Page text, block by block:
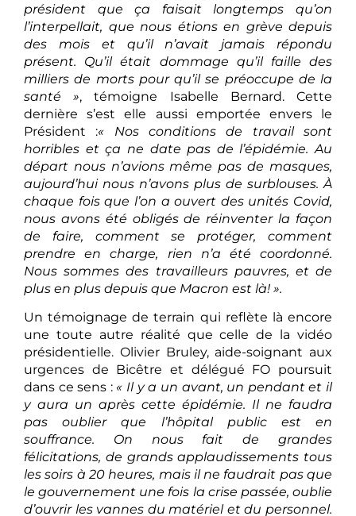
président que ça faisait longtemps qu’on
l’interpellait, que nous étions en grève depuis
des mois et qu’il n’avait jamais répondu
présent. Qu’il était dommage qu’il faille des
milliers de morts pour qu’il se préoccupe de la
santé », témoigne Isabelle Bernard. Cette
dernière s’est elle aussi emportée envers le
Président :« Nos conditions de travail sont
horribles et ça ne date pas de l’épidémie. Au
départ nous n’avions même pas de masques,
aujourd’hui nous n’avons plus de surblouses. À
chaque fois que l’on a ouvert des unités Covid,
nous avons été obligés de réinventer la façon
de faire, comment se protéger, comment
prendre en charge, rien n’a été coordonné.
Nous sommes des travailleurs pauvres, et de
plus en plus depuis que Macron est là! ».
Un témoignage de terrain qui reflète là encore
une toute autre réalité que celle de la vidéo
présidentielle. Olivier Bruley, aide-soignant aux
urgences de Bicêtre et délégué FO poursuit
dans ce sens : « Il y a un avant, un pendant et il
y aura un après cette épidémie. Il ne faudra
pas oublier que l’hôpital public est en
souffrance. On nous fait de grandes
félicitations, de grands applaudissements tous
les soirs à 20 heures, mais il ne faudrait pas que
le gouvernement une fois la crise passée, oublie
d’ouvrir les vannes du matériel et du personnel.